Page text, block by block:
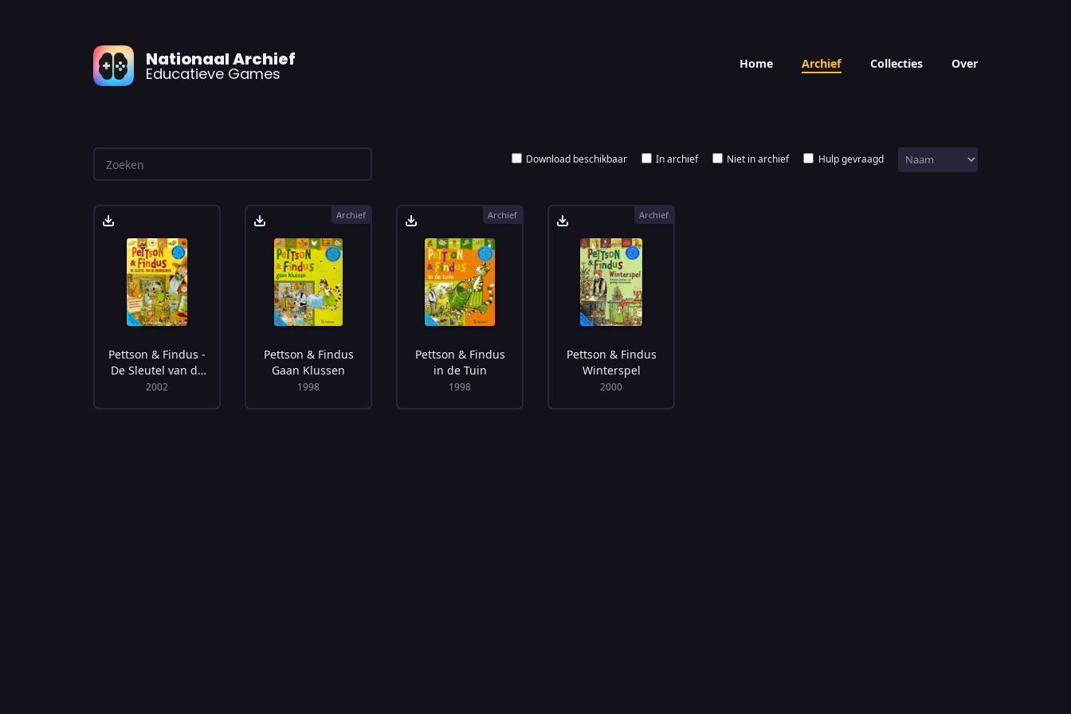
Nationaal Archief
Educatieve Games
Home Archief Collecties Over
Download beschikbaar In archief Niet in archief Hulp gevraagd
Pettson & Findus -
De Sleutel van de
Onderburen
2002
Pettson & Findus
Gaan Klussen
1998
Archief
Pettson & Findus
in de Tuin
1998
Archief
Pettson & Findus
Winterspel
2000
Archief